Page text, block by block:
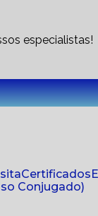
especialistas!
Certificados
Conjugado)